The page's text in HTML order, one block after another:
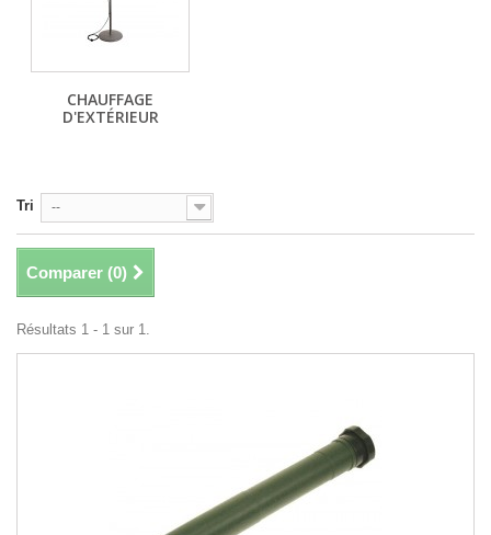
CHAUFFAGE
D'EXTÉRIEUR
Tri --
Comparer (0)
Résultats 1 - 1 sur 1.